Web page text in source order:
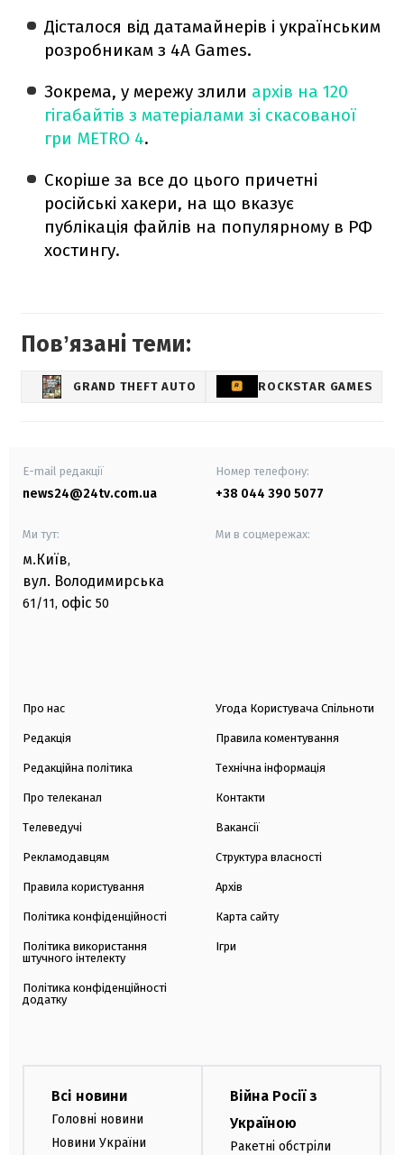
Дісталося від датамайнерів і українським
розробникам з 4A Games.
Зокрема, у мережу злили архів на 120
гігабайтів з матеріалами зі скасованої
гри METRO 4.
Скоріше за все до цього причетні
російські хакери, на що вказує
публікація файлів на популярному в РФ
хостингу.
Повʼязані теми:
GRAND THEFT AUTO ROCKSTAR GAMES
E-mail редакції
news24@24tv.com.ua
Номер телефону:
+38 044 390 5077
Ми тут:
м.Київ,
вул. Володимирська
61/11, офіс 50
Ми в соцмережах:
Про нас
Редакція
Редакційна політика
Про телеканал
Телеведучі
Рекламодавцям
Правила користування
Політика конфіденційності
Політика використання
штучного інтелекту
Політика конфіденційності
додатку
Угода Користувача Спільноти
Правила коментування
Технічна інформація
Контакти
Вакансії
Структура власності
Архів
Карта сайту
Ігри
Всі новини
Головні новини
Новини України
Війна Росії з
Україною
Ракетні обстріли